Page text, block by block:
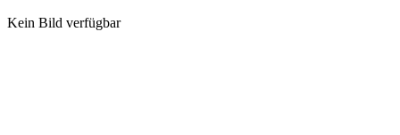
Kein Bild verfügbar